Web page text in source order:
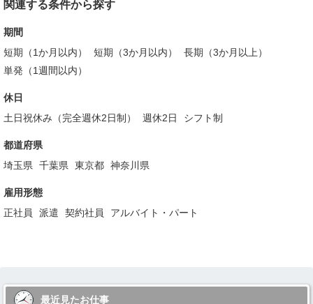
関連する条件から探す
期間
短期（1か月以内）
短期（3か月以内）
長期（3か月以上）
単発（1週間以内）
休日
土日祝休み（完全週休2日制）
週休2日 シフト制
都道府県
埼玉県 千葉県 東京都 神奈川県
雇用形態
正社員
派遣 契約社員 アルバイト・パート
最近見たお仕事